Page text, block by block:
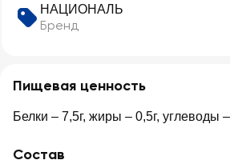
НАЦИОНАЛЬ
Бренд
Пищевая ценность
Белки – 7,5г, жиры – 0,5г, углеводы
Состав